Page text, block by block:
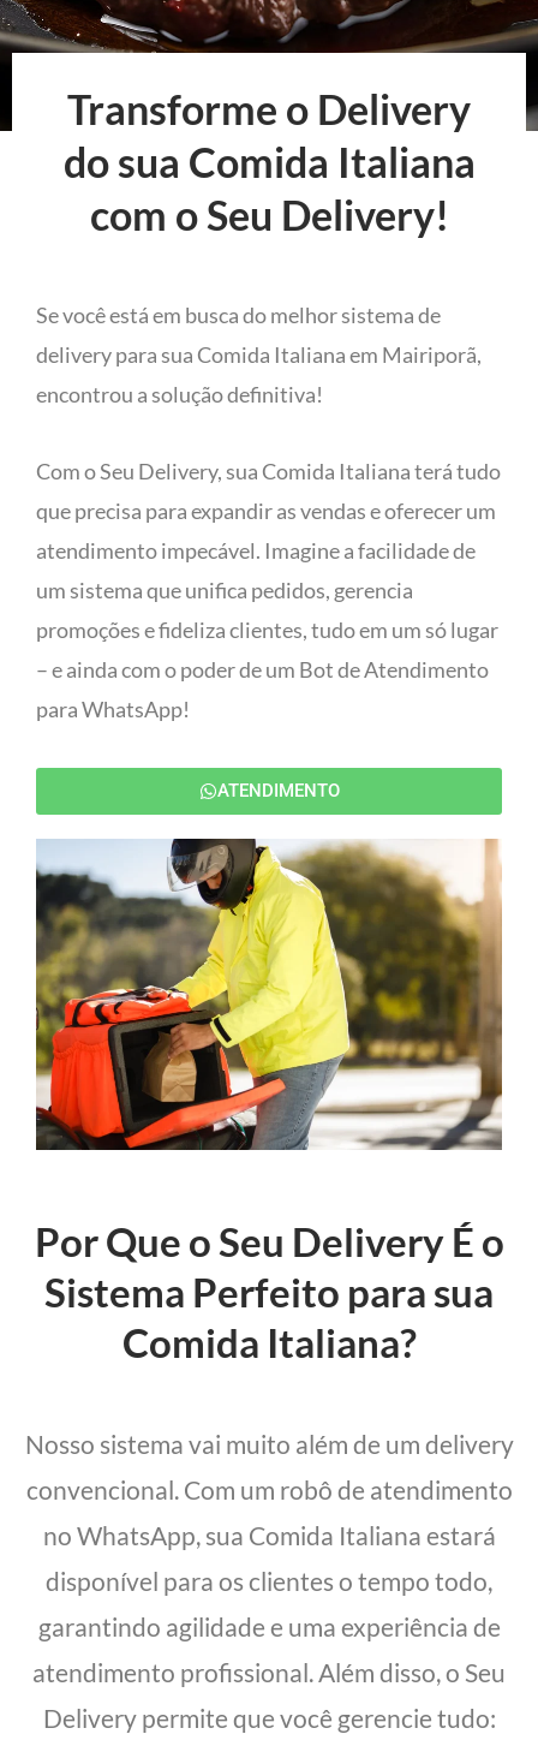
Transforme o Delivery
do sua Comida Italiana
com o Seu Delivery!
Se você está em busca do melhor sistema de
delivery para sua Comida Italiana em Mairiporã,
encontrou a solução definitiva!
Com o Seu Delivery, sua Comida Italiana terá tudo
que precisa para expandir as vendas e oferecer um
atendimento impecável. Imagine a facilidade de
um sistema que unifica pedidos, gerencia
promoções e fideliza clientes, tudo em um só lugar
– e ainda com o poder de um Bot de Atendimento
para WhatsApp!
ATENDIMENTO
Por Que o Seu Delivery É o
Sistema Perfeito para sua
Comida Italiana?
Nosso sistema vai muito além de um delivery
convencional. Com um robô de atendimento
no WhatsApp, sua Comida Italiana estará
disponível para os clientes o tempo todo,
garantindo agilidade e uma experiência de
atendimento profissional. Além disso, o Seu
Delivery permite que você gerencie tudo: